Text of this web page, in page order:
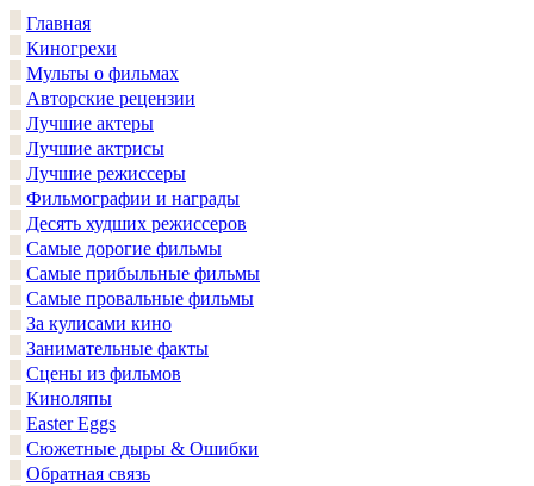
Главная
Киногрехи
Мульты о фильмах
Авторские рецензии
Лучшие актеры
Лучшие актрисы
Лучшие режиссеры
Фильмографии и награды
Десять худших режиссеров
Самые дорогие фильмы
Самые прибыльные фильмы
Самые провальные фильмы
За кулисами кино
Занимательные факты
Сцены из фильмов
Киноляпы
Easter Eggs
Сюжетные дыры & Ошибки
Обратная связь